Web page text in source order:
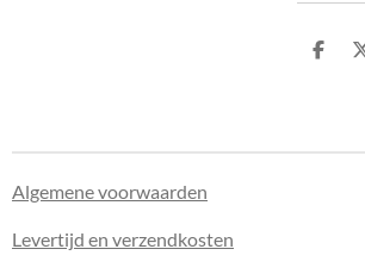
D
Algemene voorwaarden
Levertijd en verzendkosten